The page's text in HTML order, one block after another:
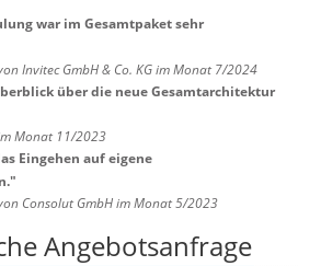
war im Gesamtpaket sehr
Invitec GmbH & Co. KG im Monat 7/2024
über die neue Gesamtarchitektur
Monat 11/2023
Eingehen auf eigene
"
Consolut GmbH im Monat 5/2023
Angebotsanfrage